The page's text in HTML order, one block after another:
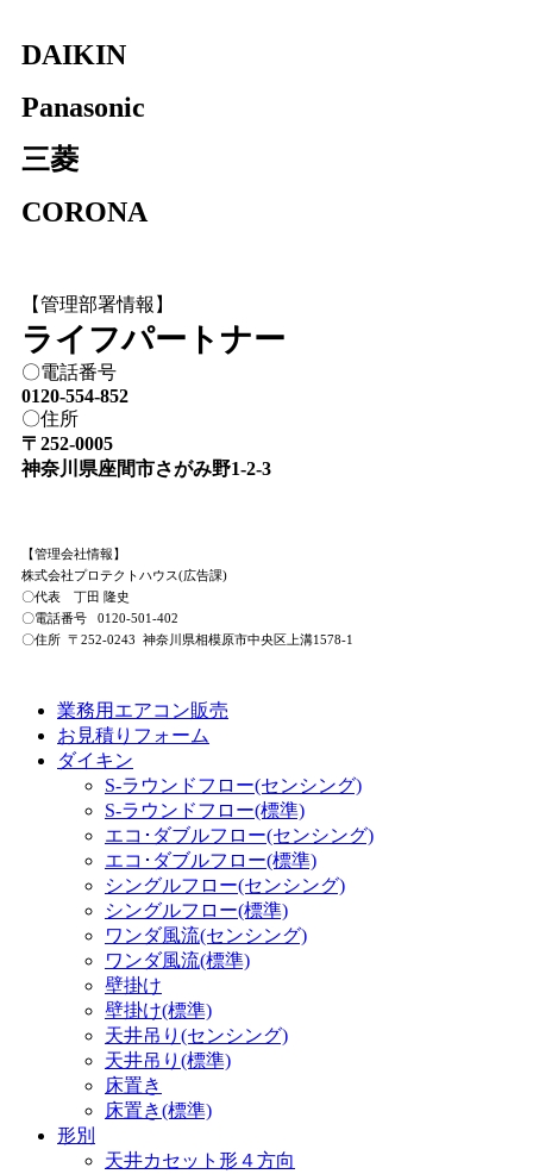
DAIKIN
Panasonic
三菱
CORONA
【管理部署情報】
ライフパートナー
〇電話番号
0120-554-852
〇住所
〒252-0005
神奈川県座間市さがみ野1-2-3
【管理会社情報】
株式会社プロテクトハウス(広告課)
〇代表 丁田 隆史
〇電話番号 0120-501-402
〇住所 〒252-0243 神奈川県相模原市中央区上溝1578-1
業務用エアコン販売
お見積りフォーム
ダイキン
S-ラウンドフロー(センシング)
S-ラウンドフロー(標準)
エコ･ダブルフロー(センシング)
エコ･ダブルフロー(標準)
シングルフロー(センシング)
シングルフロー(標準)
ワンダ風流(センシング)
ワンダ風流(標準)
壁掛け
壁掛け(標準)
天井吊り(センシング)
天井吊り(標準)
床置き
床置き(標準)
形別
天井カセット形４方向